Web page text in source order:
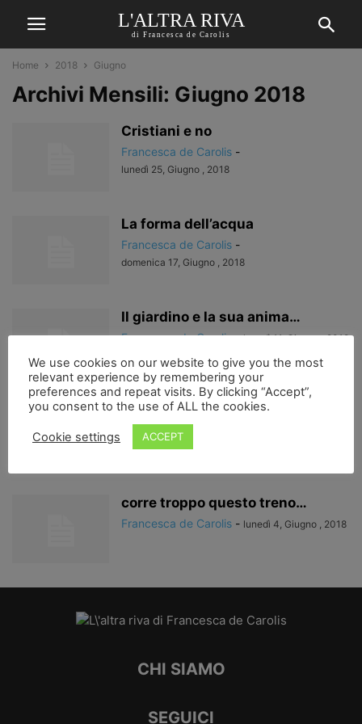
L'ALTRA RIVA
di Francesca de Carolis
Home 2018 Giugno
Archivi Mensili: Giugno 2018
Cristiani e no
Francesca de Carolis -
lunedì 25, Giugno , 2018
La forma dell’acqua
Francesca de Carolis -
domenica 17, Giugno , 2018
Il giardino e la sua anima…
Francesca de Carolis - lunedì 11, Giugno , 2018
Un giorno e una notte
Francesca de Carolis
domenica 10, Giugno , 2018
corre troppo questo treno…
Francesca de Carolis - lunedì 4, Giugno , 2018
CHI SIAMO
SEGUICI
We use cookies on our website to give you the most
relevant experience by remembering your
preferences and repeat visits. By clicking “Accept”,
you consent to the use of ALL the cookies.
Cookie settings ACCEPT